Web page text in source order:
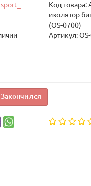
Код товара:
изолятор
(OS-0700)
Артикул:
Закончился